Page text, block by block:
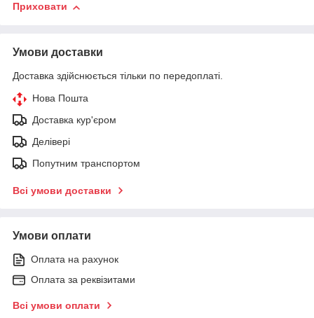
Приховати
Умови доставки
Доставка здійснюється тільки по передоплаті.
Нова Пошта
Доставка кур'єром
Делівері
Попутним транспортом
Всі умови доставки
Умови оплати
Оплата на рахунок
Оплата за реквізитами
Всі умови оплати